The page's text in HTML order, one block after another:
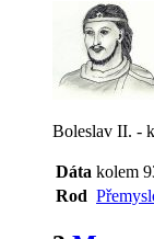
Boleslav II. -
Dáta kolem
Rod